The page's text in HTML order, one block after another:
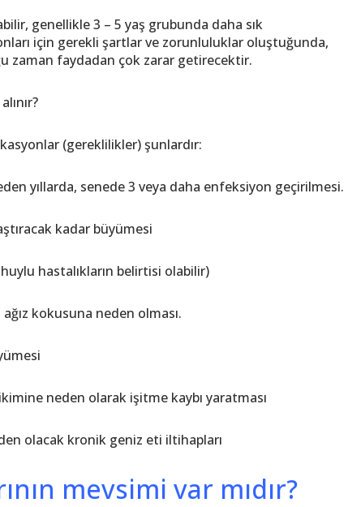
genellikle 3 – 5 yaş grubunda daha sık
için gerekli şartlar ve zorunluluklar oluştuğunda,
zaman faydadan çok zarar getirecektir.
(gereklilikler) şunlardır:
yıllarda, senede 3 veya daha enfeksiyon geçirilmesi.
kadar büyümesi
hastalıkların belirtisi olabilir)
kokusuna neden olması.
neden olarak işitme kaybı yaratması
olacak kronik geniz eti iltihapları
mevsimi var mıdır?